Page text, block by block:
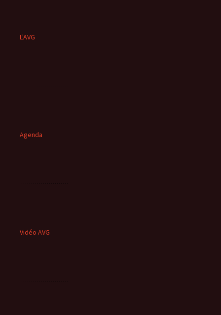
L'AVG
Agenda
Vidéo AVG